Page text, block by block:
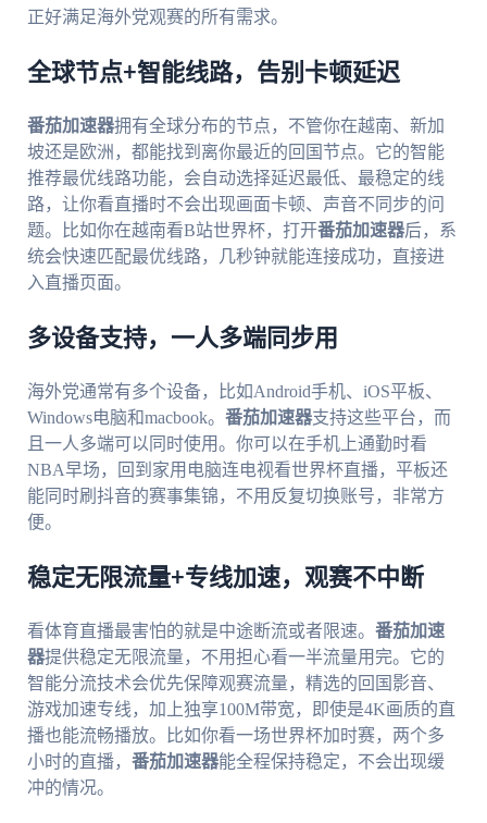
正好满足海外党观赛的所有需求。
全球节点+智能线路，告别卡顿延迟
番茄加速器拥有全球分布的节点，不管你在越南、新加
坡还是欧洲，都能找到离你最近的回国节点。它的智能
推荐最优线路功能，会自动选择延迟最低、最稳定的线
路，让你看直播时不会出现画面卡顿、声音不同步的问
题。比如你在越南看B站世界杯，打开番茄加速器后，系
统会快速匹配最优线路，几秒钟就能连接成功，直接进
入直播页面。
多设备支持，一人多端同步用
海外党通常有多个设备，比如Android手机、iOS平板、
Windows电脑和macbook。 番茄加速器支持这些平台，而
且一人多端可以同时使用。你可以在手机上通勤时看
NBA早场，回到家用电脑连电视看世界杯直播，平板还
能同时刷抖音的赛事集锦，不用反复切换账号，非常方
便。
稳定无限流量+专线加速，观赛不中断
看体育直播最害怕的就是中途断流或者限速。 番茄加速
器提供稳定无限流量，不用担心看一半流量用完。它的
智能分流技术会优先保障观赛流量，精选的回国影音、
游戏加速专线，加上独享100M带宽，即使是4K画质的直
播也能流畅播放。比如你看一场世界杯加时赛，两个多
小时的直播， 番茄加速器能全程保持稳定，不会出现缓
冲的情况。